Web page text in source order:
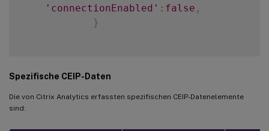
'connectionEnabled' : false ,
}
Spezifische CEIP-Daten
Die von Citrix Analytics erfassten spezifischen CEIP-Datenelemente
sind: